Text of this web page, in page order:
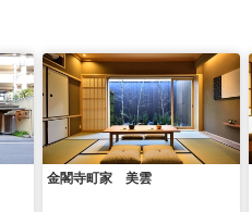
金閣寺町家 美雲